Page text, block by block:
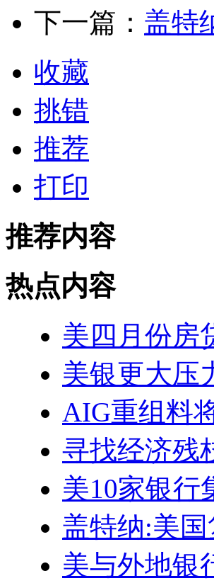
下一篇： 盖特
收藏
挑错
推荐
打印
推荐内容
热点内容
美四月份房
美银更大压
AIG重组料
寻找经济残
美10家银行
盖特纳:美
美与外地银